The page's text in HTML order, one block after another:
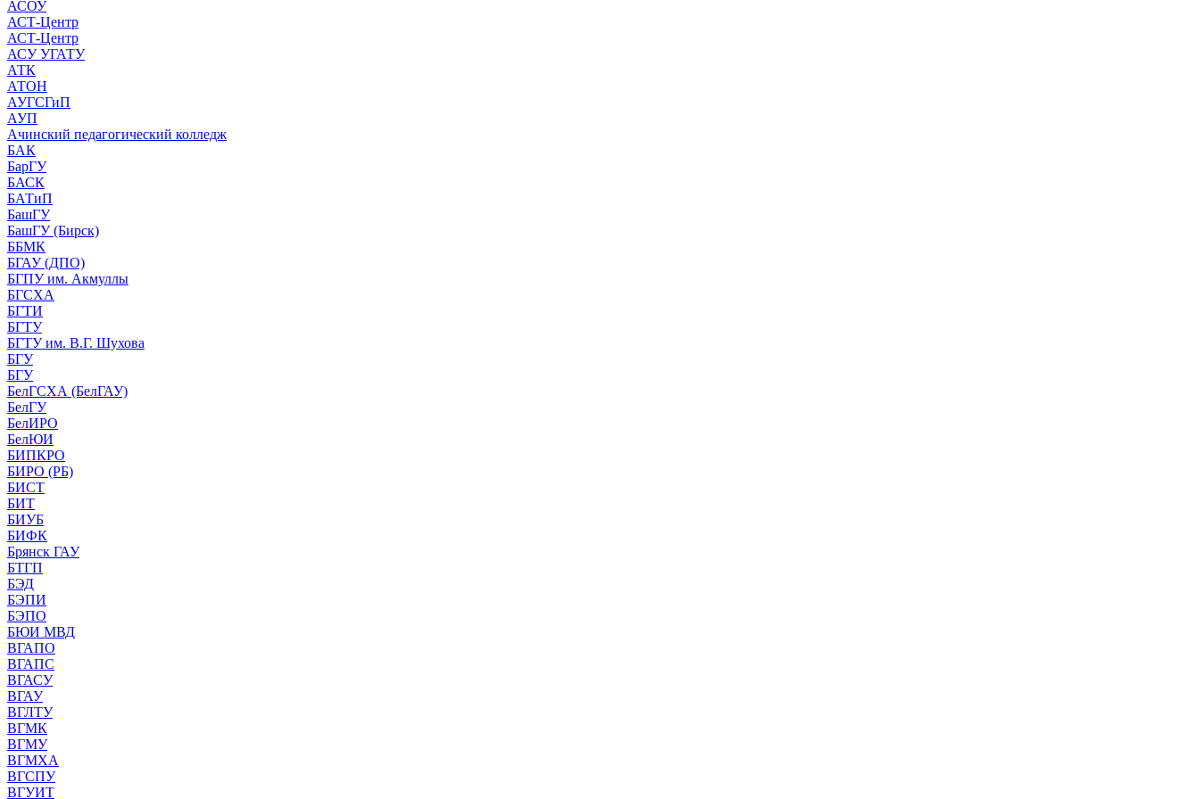
АСОУ
АСТ-Центр
АСТ-Центр
АСУ УГАТУ
АТК
АТОН
АУГСГиП
АУП
Ачинский педагогический колледж
БАК
БарГУ
БАСК
БАТиП
БашГУ
БашГУ (Бирск)
ББМК
БГАУ (ДПО)
БГПУ им. Акмуллы
БГСХА
БГТИ
БГТУ
БГТУ им. В.Г. Шухова
БГУ
БГУ
БелГСХА (БелГАУ)
БелГУ
БелИРО
БелЮИ
БИПКРО
БИРО (РБ)
БИСТ
БИТ
БИУБ
БИФК
Брянск ГАУ
БТГП
БЭД
БЭПИ
БЭПО
БЮИ МВД
ВГАПО
ВГАПС
ВГАСУ
ВГАУ
ВГЛТУ
ВГМК
ВГМУ
ВГМХА
ВГСПУ
ВГУИТ